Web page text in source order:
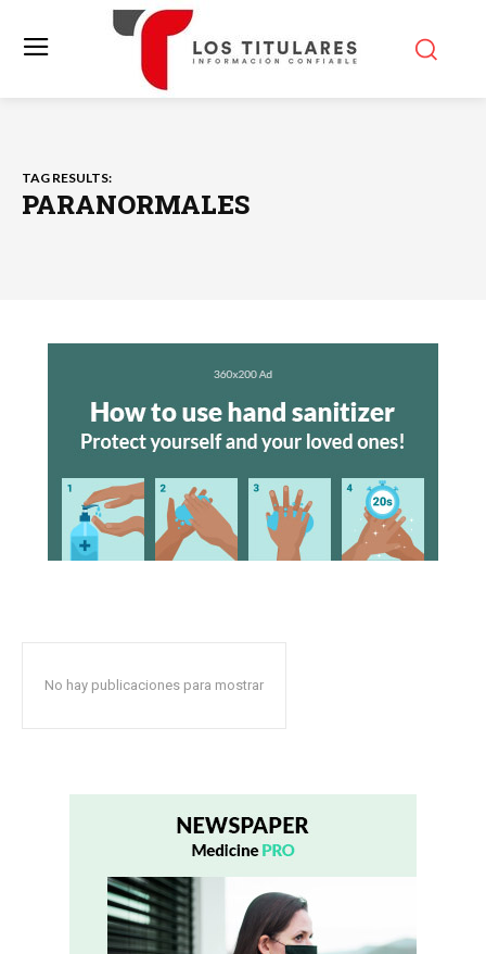
TAG RESULTS:
PARANORMALES
No hay publicaciones para mostrar